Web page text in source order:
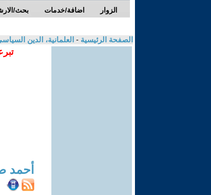
بحث/ اضافة/خدمات الزوار
الصفحة الرئيسية - العلمانية، الدين
أحمد